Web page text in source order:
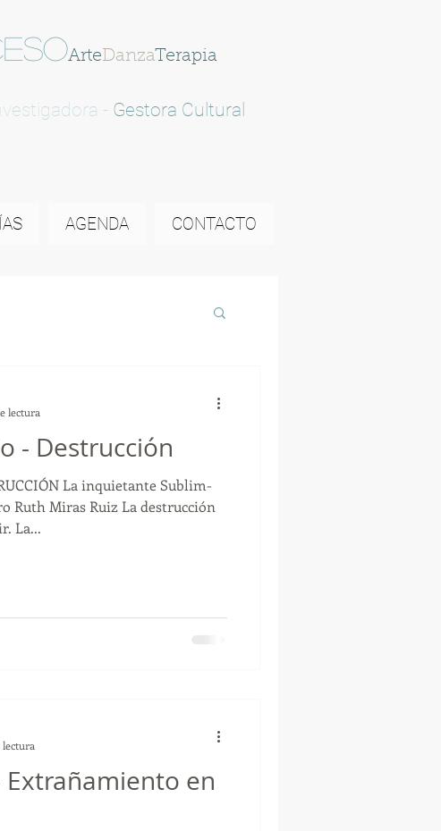
ArteDanzaTerapia
- Gestora Cultural
AGENDA CONTACTO
- Destrucción
Ruth Miras Ruiz La destrucción
La...
lectura
Extrañamiento en